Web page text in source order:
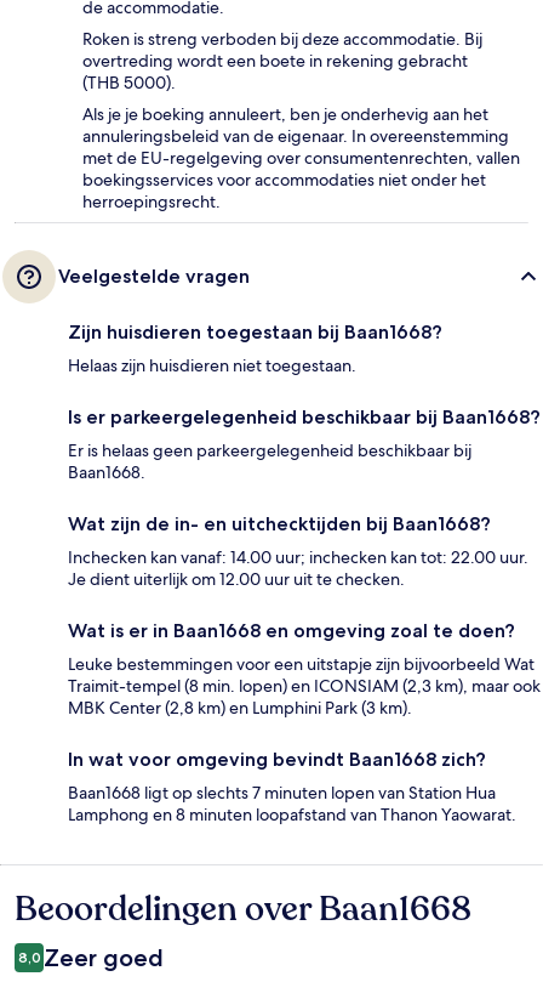
de accommodatie.
Roken is streng verboden bij deze accommodatie. Bij
overtreding wordt een boete in rekening gebracht
(THB 5000).
Als je je boeking annuleert, ben je onderhevig aan het
annuleringsbeleid van de eigenaar. In overeenstemming
met de EU-regelgeving over consumentenrechten, vallen
boekingsservices voor accommodaties niet onder het
herroepingsrecht.
Veelgestelde vragen
Zijn huisdieren toegestaan bij Baan1668?
Helaas zijn huisdieren niet toegestaan.
Is er parkeergelegenheid beschikbaar bij Baan1668?
Er is helaas geen parkeergelegenheid beschikbaar bij
Baan1668.
Wat zijn de in- en uitchecktijden bij Baan1668?
Inchecken kan vanaf: 14.00 uur; inchecken kan tot: 22.00 uur.
Je dient uiterlijk om 12.00 uur uit te checken.
Wat is er in Baan1668 en omgeving zoal te doen?
Leuke bestemmingen voor een uitstapje zijn bijvoorbeeld Wat
Traimit-tempel (8 min. lopen) en ICONSIAM (2,3 km), maar ook
MBK Center (2,8 km) en Lumphini Park (3 km).
In wat voor omgeving bevindt Baan1668 zich?
Baan1668 ligt op slechts 7 minuten lopen van Station Hua
Lamphong en 8 minuten loopafstand van Thanon Yaowarat.
Beoordelingen
Beoordelingen over Baan1668
8,0 Zeer goed